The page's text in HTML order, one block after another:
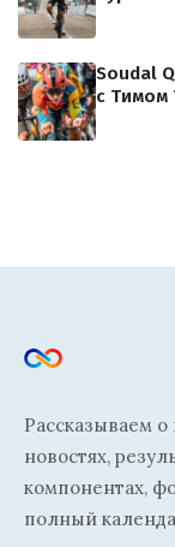
Soudal
с Тимом
Рассказываем
новостях,
компонентах,
полный